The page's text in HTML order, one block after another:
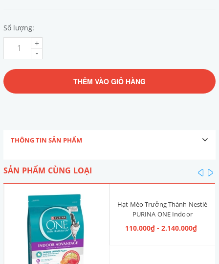
Số lượng:
-
+
THÊM VÀO GIỎ HÀNG
THÔNG TIN SẢN PHẨM
SẢN PHẨM CÙNG LOẠI
Hạt Mèo Trưởng Thành Nestlé
PURINA ONE Indoor
Advantage [Vị Gà]
110.000₫ - 2.140.000₫